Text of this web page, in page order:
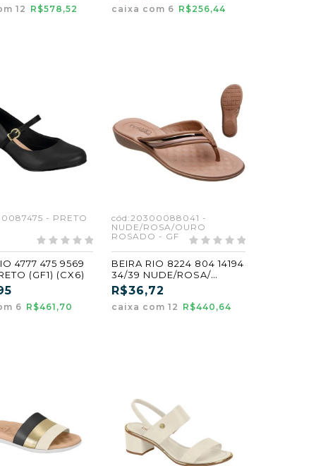
12 R$578,52 caixa com 6 R$256,44
- PRETO
4777 475 9569
(GF1) (CX6)
6 R$461,70
cód:20300088041 -
NUDE/ROSA/OURO
ROSADO - GF
BEIRA RIO 8224 804 14194
34/39 NUDE/ROSA/
OURO ROSADO (GF)
R$36,72
caixa com 12 R$440,64